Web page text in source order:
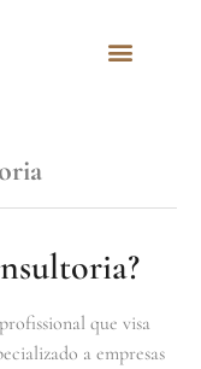
que visa
a empresas